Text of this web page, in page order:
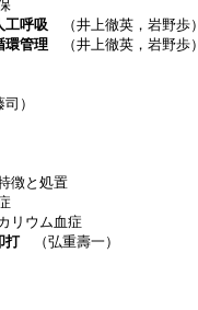
工呼吸 （井上徹英，岩野歩）
環管理 （井上徹英，岩野歩）
）
徴と処置
リウム血症
打（弘重壽一）